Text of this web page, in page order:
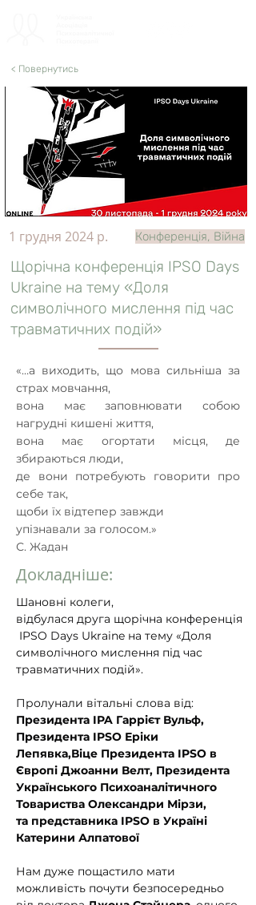
< Повернутись
1 грудня 2024 р. Конференція, Війна
Щорічна конференція IPSO Days
Ukraine на тему «Доля
символічного мислення під час
травматичних подій»
«…а виходить, що мова сильніша за
страх мовчання,
вона має заповнювати собою
нагрудні кишені життя,
вона має огортати місця, де
збираються люди,
де вони потребують говорити про
себе так,
щоби їх відтепер завжди
упізнавали за голосом.»
С. Жадан
Докладніше:
Шановні колеги,
відбулася друга щорічна конференція
IPSO Days Ukraine на тему «Доля
символічного мислення під час
травматичних подій».
Пролунали вітальні слова від:
Президента IPA Гаррієт Вульф,
Президента IPSO Еріки
Лепявка,Віце Президента IPSO в
Європі Джоанни Велт, Президента
Українського Психоаналітичного
Товариства Олександри Мірзи,
та представника IPSO в Україні
Катерини Алпатової
Нам дуже пощастило мати
можливість почути безпосередньо